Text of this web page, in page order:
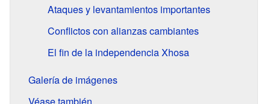
Ataques y levantamientos importantes
Conflictos con alianzas cambiantes
El fin de la independencia Xhosa
Galería de imágenes